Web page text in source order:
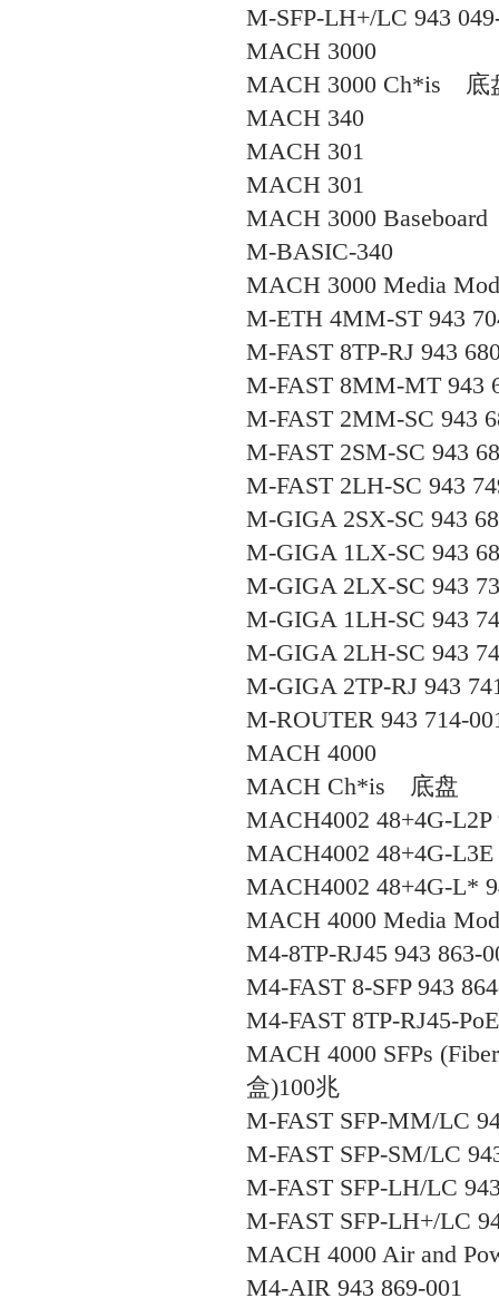
M-SFP-LH+/LC 943
MACH 3000
MACH 3000 Ch*is 底
MACH 340
MACH 301
MACH 301
MACH 3000 Baseboard
M-BASIC-340
MACH 3000 Media
M-ETH 4MM-ST 943
M-FAST 8TP-RJ 943
M-FAST 8MM-MT 943
M-FAST 2MM-SC 943
M-FAST 2SM-SC 943
M-FAST 2LH-SC 943
M-GIGA 2SX-SC 943
M-GIGA 1LX-SC 943
M-GIGA 2LX-SC 943
M-GIGA 1LH-SC 943
M-GIGA 2LH-SC 943
M-GIGA 2TP-RJ 943
M-ROUTER 943 714-
MACH 4000
MACH Ch*is 底盘
MACH4002 48+4G-L2P
MACH4002 48+4G-L3E
MACH4002 48+4G-L*
MACH 4000 Media
M4-8TP-RJ45 943 863-
M4-FAST 8-SFP 943
M4-FAST 8TP-RJ45-
MACH 4000 SFPs
盒)100兆
M-FAST SFP-MM/LC
M-FAST SFP-SM/LC
M-FAST SFP-LH/LC
M-FAST SFP-LH+/LC
MACH 4000 Air and
M4-AIR 943 869-001